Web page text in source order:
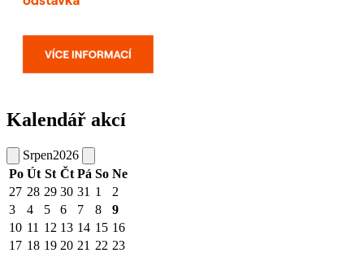
Kalendář akcí
Srpen2026
Po Út St Čt Pá So Ne
27 28 29 30 31 1
2
3
4 5 6 7 8
9
10 11 12 13 14 15 16
17 18 19 20 21 22 23